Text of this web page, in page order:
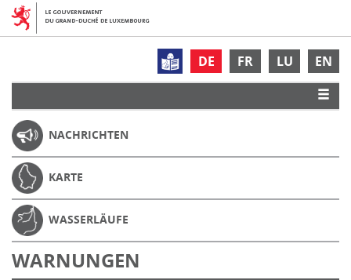
DE FR LU EN
NACHRICHTEN
KARTE
WASSERLÄUFE
WARNUNGEN